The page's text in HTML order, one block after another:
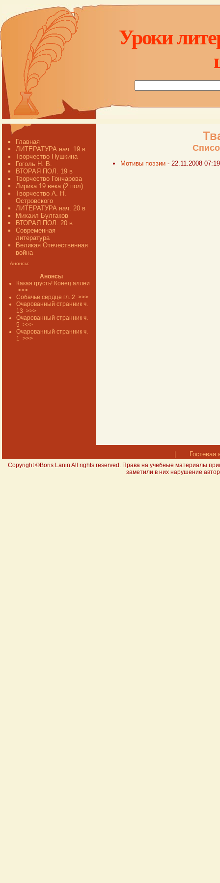
Уроки
Главная
ЛИТЕРАТУРА нач. 19 в.
Творчество Пушкина
Гоголь Н. В.
ВТОРАЯ ПОЛ. 19 в
Творчество Гончарова
Лирика 19 века (2 пол)
Творчество А. Н.
Островского
ЛИТЕРАТУРА нач. 20 в
Михаил Булгаков
ВТОРАЯ ПОЛ. 20 в
Современная
литература
Великая Отечественная
война
Анонсы:
Анонсы
Какая грусть! Конец аллеи
>>>
Собачье сердце гл. 2 >>>
Очарованный странник ч.
13 >>>
Очарованный странник ч.
5 >>>
Очарованный странник ч.
1 >>>
Мотивы поэзии - 22.11.2008
Гостевая
Copyright ©Boris Lanin All rights reserved. Права на учебные материалы
заметили в них нарушение